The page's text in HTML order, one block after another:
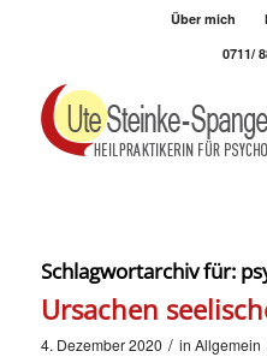
Über mich
0711/
Schlagwortarchiv für:
Ursachen
4. Dezember 2020 / in Allgemein